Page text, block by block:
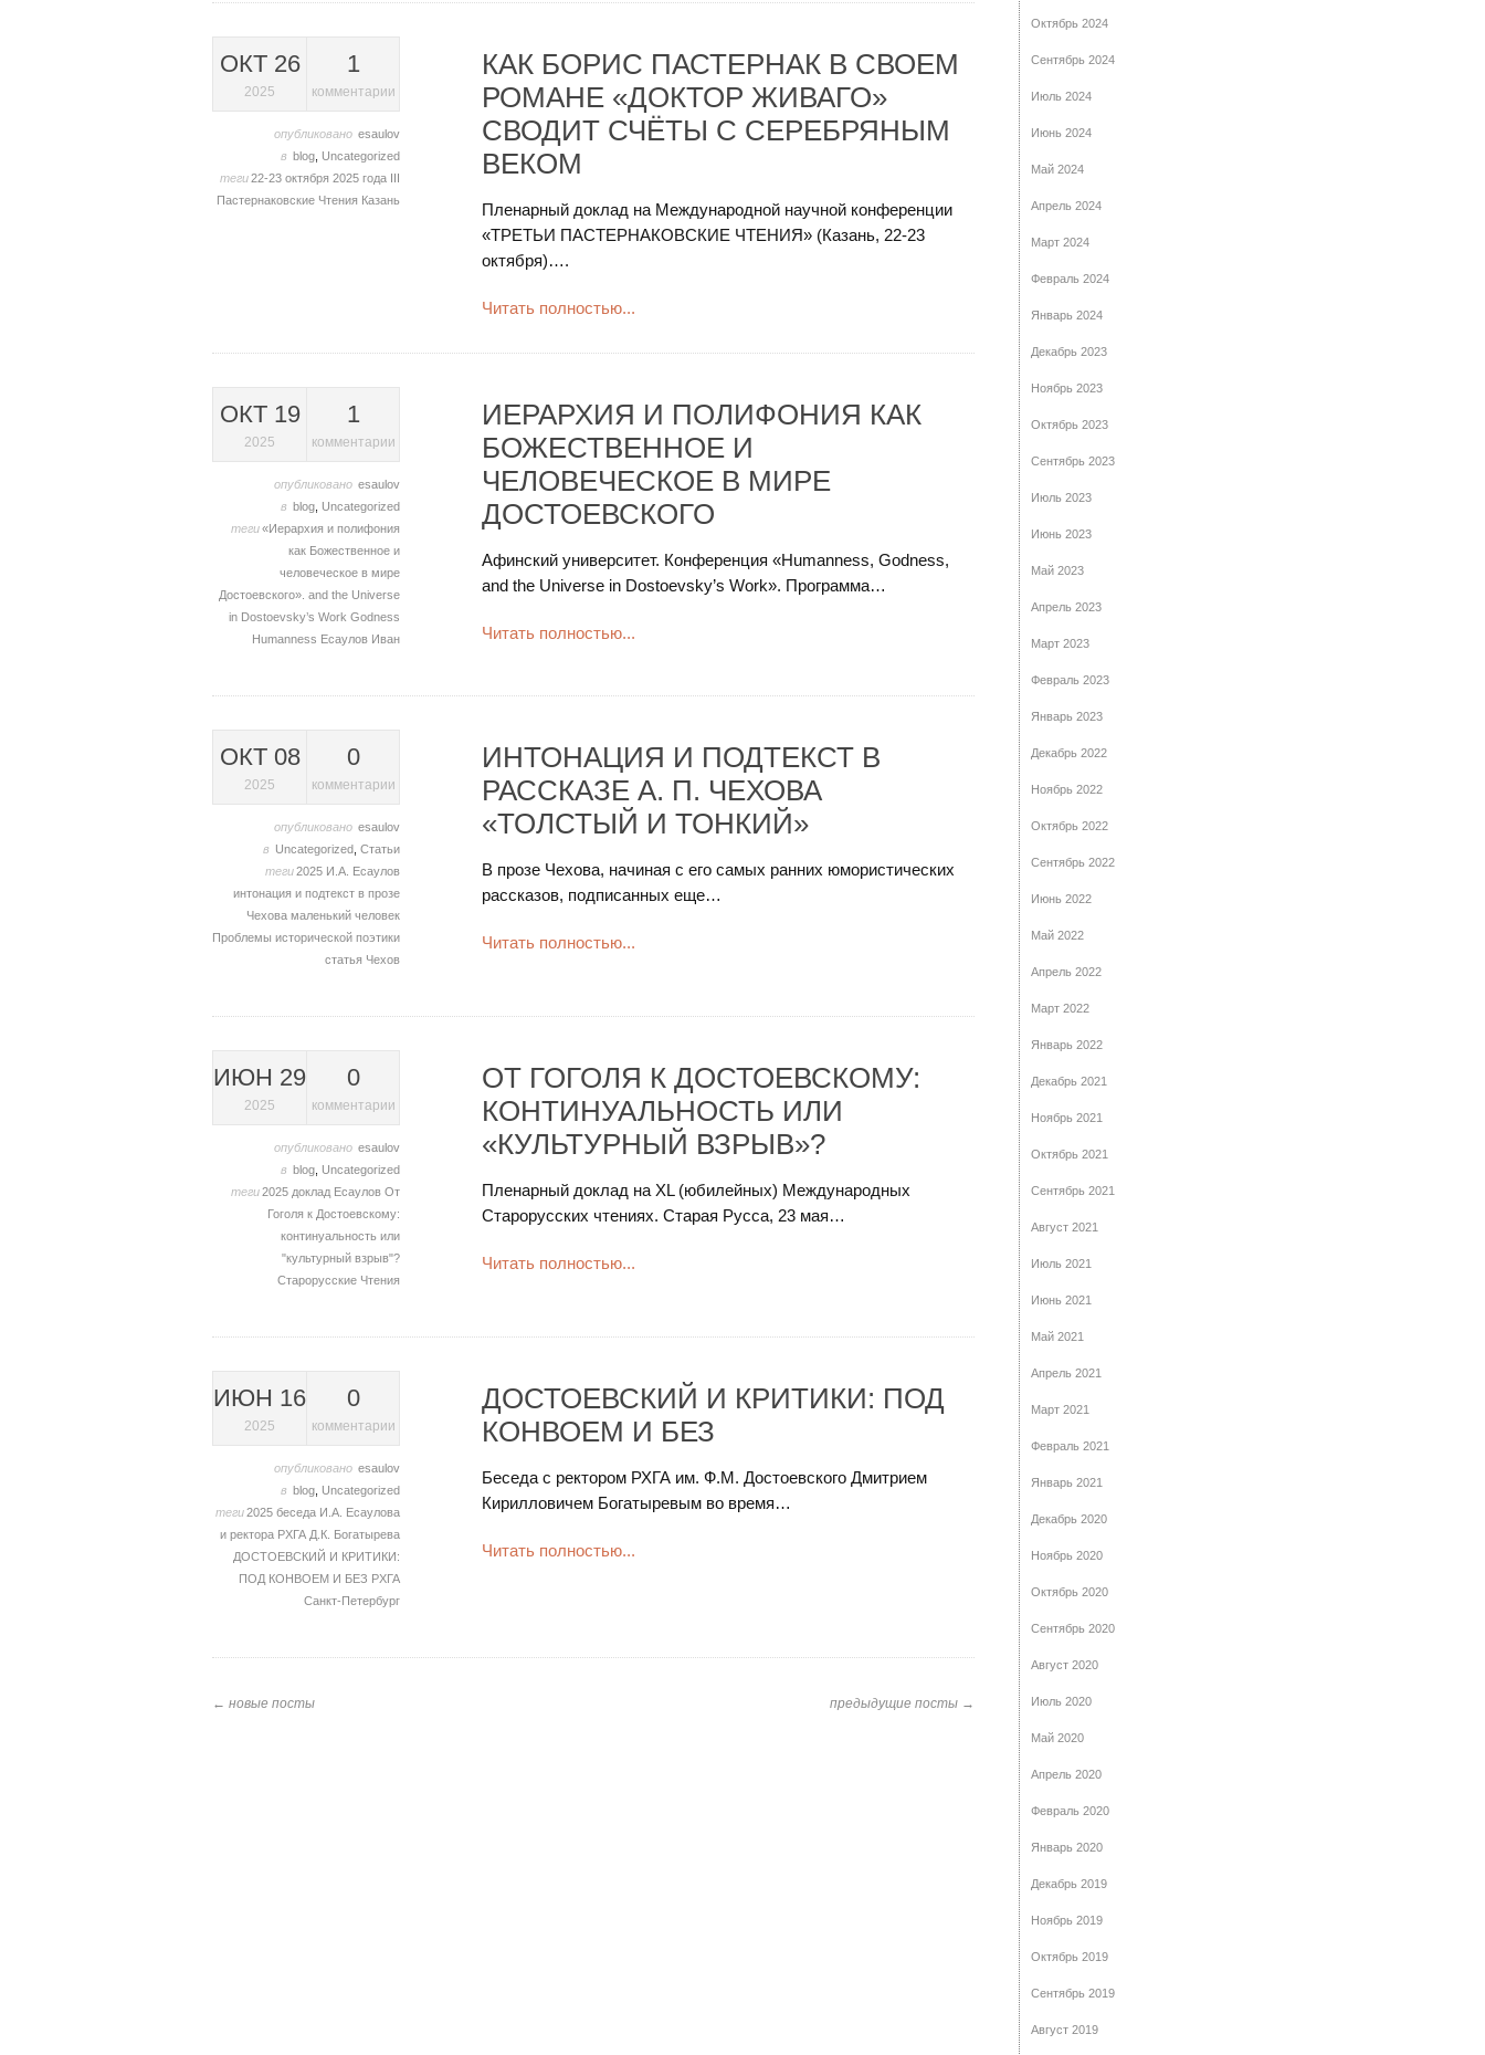
ОКТ 26
2025
1
комментарии
опубликовано esaulov
в blog Uncategorized
теги22-23 октября 2025 года III
Пастернаковские Чтения Казань
КАК БОРИС ПАСТЕРНАК В СВОЕМ
РОМАНЕ «ДОКТОР ЖИВАГО»
СВОДИТ СЧЁТЫ С СЕРЕБРЯНЫМ
ВЕКОМ
Пленарный доклад на Международной научной конференции
«ТРЕТЬИ ПАСТЕРНАКОВСКИЕ ЧТЕНИЯ» (Казань, 22-23
октября)….
Читать полностью...
ОКТ 19
2025
1
комментарии
опубликовано esaulov
в blog Uncategorized
теги«Иерархия и полифония
как Божественное и
человеческое в мире
Достоевского». and the Universe
in Dostoevsky’s Work Godness
Humanness Есаулов Иван
ИЕРАРХИЯ И ПОЛИФОНИЯ КАК
БОЖЕСТВЕННОЕ И
ЧЕЛОВЕЧЕСКОЕ В МИРЕ
ДОСТОЕВСКОГО
Афинский университет. Конференция «Humanness, Godness,
and the Universe in Dostoevsky’s Work». Программа…
Читать полностью...
ОКТ 08
2025
0
комментарии
опубликовано esaulov
в Uncategorized Статьи
теги2025 И.А. Есаулов
интонация и подтекст в прозе
Чехова маленький человек
Проблемы исторической поэтики
статья Чехов
ИНТОНАЦИЯ И ПОДТЕКСТ В
РАССКАЗЕ А. П. ЧЕХОВА
«ТОЛСТЫЙ И ТОНКИЙ»
В прозе Чехова, начиная с его самых ранних юмористических
рассказов, подписанных еще…
Читать полностью...
ИЮН 29
2025
0
комментарии
опубликовано esaulov
в blog Uncategorized
теги2025 доклад Есаулов От
Гоголя к Достоевскому:
континуальность или
"культурный взрыв"?
Старорусские Чтения
ОТ ГОГОЛЯ К ДОСТОЕВСКОМУ:
КОНТИНУАЛЬНОСТЬ ИЛИ
«КУЛЬТУРНЫЙ ВЗРЫВ»?
Пленарный доклад на XL (юбилейных) Международных
Старорусских чтениях. Старая Русса, 23 мая…
Читать полностью...
ИЮН 16
2025
0
комментарии
опубликовано esaulov
в blog Uncategorized
теги2025 беседа И.А. Есаулова
и ректора РХГА Д.К. Богатырева
ДОСТОЕВСКИЙ И КРИТИКИ:
ПОД КОНВОЕМ И БЕЗ РХГА
Санкт-Петербург
ДОСТОЕВСКИЙ И КРИТИКИ: ПОД
КОНВОЕМ И БЕЗ
Беседа с ректором РХГА им. Ф.М. Достоевского Дмитрием
Кирилловичем Богатыревым во время…
Читать полностью...
← новые посты предыдущие посты →
Октябрь 2024
Сентябрь 2024
Июль 2024
Июнь 2024
Май 2024
Апрель 2024
Март 2024
Февраль 2024
Январь 2024
Декабрь 2023
Ноябрь 2023
Октябрь 2023
Сентябрь 2023
Июль 2023
Июнь 2023
Май 2023
Апрель 2023
Март 2023
Февраль 2023
Январь 2023
Декабрь 2022
Ноябрь 2022
Октябрь 2022
Сентябрь 2022
Июнь 2022
Май 2022
Апрель 2022
Март 2022
Январь 2022
Декабрь 2021
Ноябрь 2021
Октябрь 2021
Сентябрь 2021
Август 2021
Июль 2021
Июнь 2021
Май 2021
Апрель 2021
Март 2021
Февраль 2021
Январь 2021
Декабрь 2020
Ноябрь 2020
Октябрь 2020
Сентябрь 2020
Август 2020
Июль 2020
Май 2020
Апрель 2020
Февраль 2020
Январь 2020
Декабрь 2019
Ноябрь 2019
Октябрь 2019
Сентябрь 2019
Август 2019